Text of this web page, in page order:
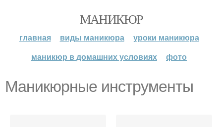
МАНИКЮР
главная виды маникюра
уроки маникюра
маникюр в домашних условиях
фото
Маникюрные инструменты